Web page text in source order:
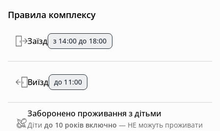
Правила комплексу
Заїзд з 14:00 до 18:00
Виїзд до 11:00
Заборонено проживання з дітьми
Діти до 10 років включно — НЕ можуть проживати